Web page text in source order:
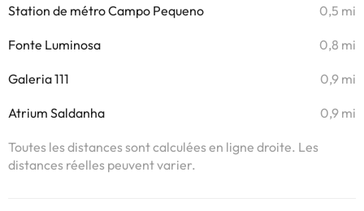
Station de métro Campo Pequeno 0,5 mi
Fonte Luminosa 0,8 mi
Galeria 111 0,9 mi
Atrium Saldanha 0,9 mi
Toutes les distances sont calculées en ligne droite. Les
distances réelles peuvent varier.